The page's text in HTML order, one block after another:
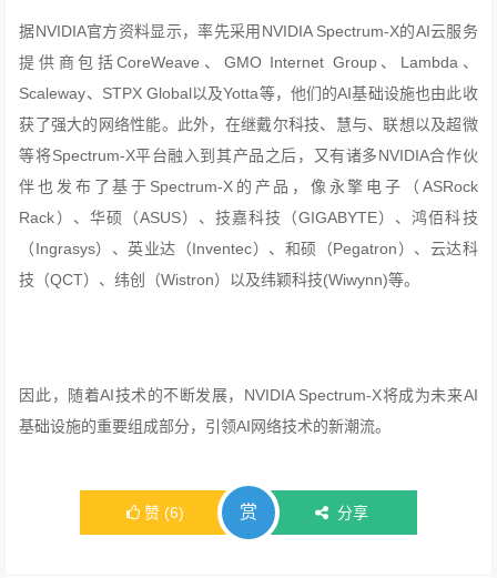
据NVIDIA官方资料显示，率先采用NVIDIA Spectrum-X的AI云服务
提供商包括CoreWeave、GMO Internet Group、Lambda、
Scaleway、STPX Global以及Yotta等，他们的AI基础设施也由此收
获了强大的网络性能。此外，在继戴尔科技、慧与、联想以及超微
等将Spectrum-X平台融入到其产品之后，又有诸多NVIDIA合作伙
伴也发布了基于Spectrum-X的产品，像永擎电子（ASRock
Rack）、华硕（ASUS）、技嘉科技（GIGABYTE）、鸿佰科技
（Ingrasys）、英业达（Inventec）、和硕（Pegatron）、云达科
技（QCT）、纬创（Wistron）以及纬颖科技(Wiwynn)等。
因此，随着AI技术的不断发展，NVIDIA Spectrum-X将成为未来AI
基础设施的重要组成部分，引领AI网络技术的新潮流。
赞 (6) 赏 分享